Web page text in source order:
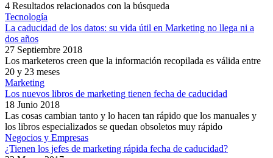
4 Resultados relacionados con la búsqueda
Tecnología
La caducidad de los datos: su vida útil en Marketing no llega ni a
dos años
27 Septiembre 2018
Los marketeros creen que la información recopilada es válida entre
20 y 23 meses
Marketing
Los nuevos libros de marketing tienen fecha de caducidad
18 Junio 2018
Las cosas cambian tanto y lo hacen tan rápido que los manuales y
los libros especializados se quedan obsoletos muy rápido
Negocios y Empresas
¿Tienen los jefes de marketing rápida fecha de caducidad?